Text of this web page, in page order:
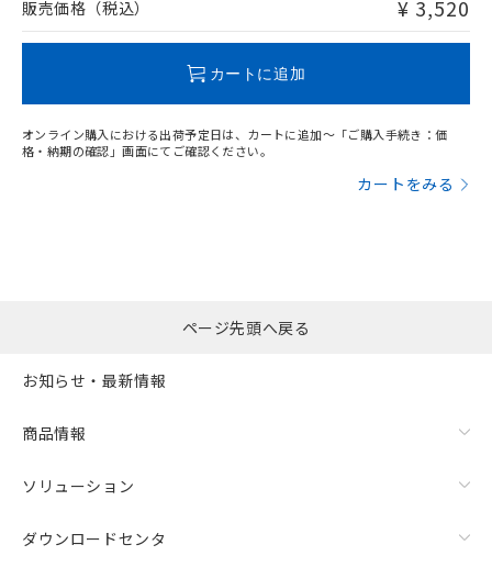
販売価格（税込） ¥ 3,520
カートに追加
オンライン購入における出荷予定日は、カートに追加～「ご購入手続き：価
格・納期の確認」画面にてご確認ください。
カートをみる
ページ先頭へ戻る
お知らせ・最新情報
商品情報
ソリューション
ダウンロードセンタ